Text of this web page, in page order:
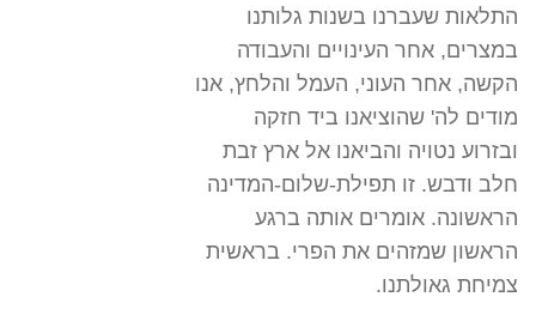
התלאות שעברנו בשנות גלותנו
במצרים, אחר העינויים והעבודה
הקשה, אחר העוני, העמל והלחץ, אנו
מודים לה' שהוציאנו ביד חזקה
ובזרוע נטויה והביאנו אל ארץ זבת
חלב ודבש. זו תפילת-שלום-המדינה
הראשונה. אומרים אותה ברגע
הראשון שמזהים את הפרי. בראשית
צמיחת גאולתנו.